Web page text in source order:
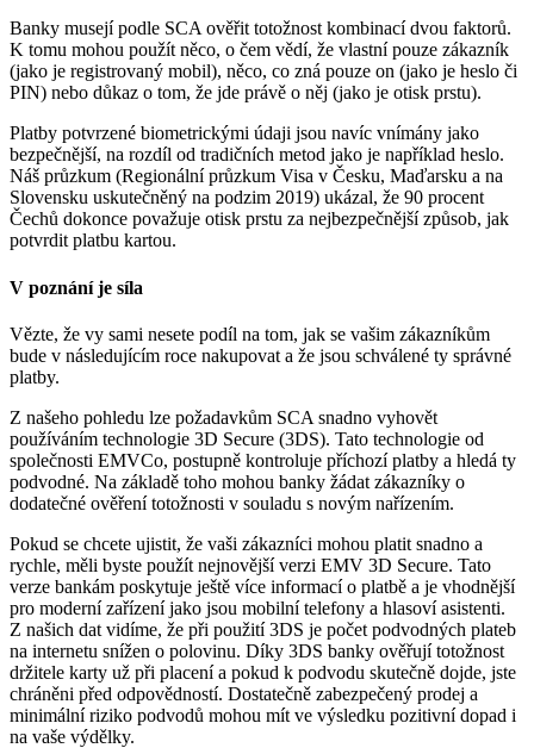
Banky musejí podle SCA ověřit totožnost kombinací dvou faktorů.
K tomu mohou použít něco, o čem vědí, že vlastní pouze zákazník
(jako je registrovaný mobil), něco, co zná pouze on (jako je heslo či
PIN) nebo důkaz o tom, že jde právě o něj (jako je otisk prstu).
Platby potvrzené biometrickými údaji jsou navíc vnímány jako
bezpečnější, na rozdíl od tradičních metod jako je například heslo.
Náš průzkum (Regionální průzkum Visa v Česku, Maďarsku a na
Slovensku uskutečněný na podzim 2019) ukázal, že 90 procent
Čechů dokonce považuje otisk prstu za nejbezpečnější způsob, jak
potvrdit platbu kartou.
V poznání je síla
Vězte, že vy sami nesete podíl na tom, jak se vašim zákazníkům
bude v následujícím roce nakupovat a že jsou schválené ty správné
platby.
Z našeho pohledu lze požadavkům SCA snadno vyhovět
používáním technologie 3D Secure (3DS). Tato technologie od
společnosti EMVCo, postupně kontroluje příchozí platby a hledá ty
podvodné. Na základě toho mohou banky žádat zákazníky o
dodatečné ověření totožnosti v souladu s novým nařízením.
Pokud se chcete ujistit, že vaši zákazníci mohou platit snadno a
rychle, měli byste použít nejnovější verzi EMV 3D Secure. Tato
verze bankám poskytuje ještě více informací o platbě a je vhodnější
pro moderní zařízení jako jsou mobilní telefony a hlasoví asistenti.
Z našich dat vidíme, že při použití 3DS je počet podvodných plateb
na internetu snížen o polovinu. Díky 3DS banky ověřují totožnost
držitele karty už při placení a pokud k podvodu skutečně dojde, jste
chráněni před odpovědností. Dostatečně zabezpečený prodej a
minimální riziko podvodů mohou mít ve výsledku pozitivní dopad i
na vaše výdělky.